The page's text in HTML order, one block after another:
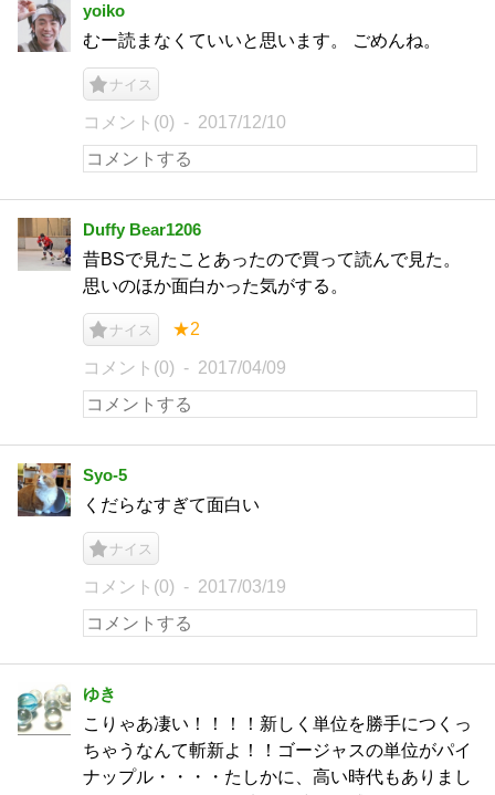
yoiko
むー読まなくていいと思います。 ごめんね。
ナイス
コメント(0) 2017/12/10
Duffy Bear1206
昔BSで見たことあったので買って読んで見た。
思いのほか面白かった気がする。
ナイス ★2
コメント(0) 2017/04/09
Syo-5
くだらなすぎて面白い
ナイス
コメント(0) 2017/03/19
ゆき
こりゃあ凄い！！！！新しく単位を勝手につくっ
ちゃうなんて斬新よ！！ゴージャスの単位がパイ
ナップル・・・・たしかに、高い時代もありまし